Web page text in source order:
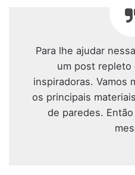
Para lhe ajudar
um post
inspiradoras. Vamos
os principais
de paredes.